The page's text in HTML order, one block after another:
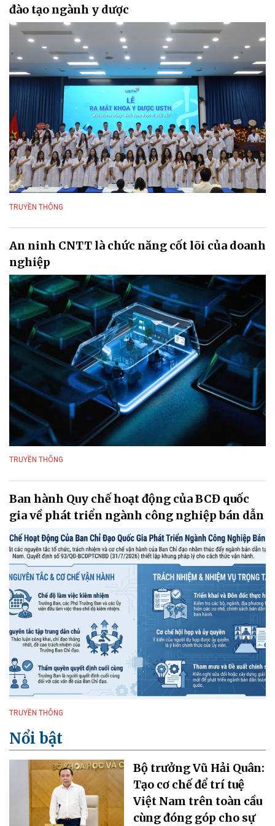
đào tạo ngành y dược
TRUYỀN THÔNG
An ninh CNTT là chức năng cốt lõi của doanh
nghiệp
TRUYỀN THÔNG
Ban hành Quy chế hoạt động của BCĐ quốc
gia về phát triển ngành công nghiệp bán dẫn
TRUYỀN THÔNG
Nổi bật
Bộ trưởng Vũ Hải Quân:
Tạo cơ chế để trí tuệ
Việt Nam trên toàn cầu
cùng đóng góp cho sự